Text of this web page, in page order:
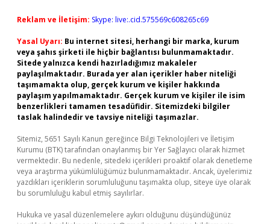
Reklam ve İletişim: Skype: live:.cid.575569c608265c69
Yasal Uyarı: Bu internet sitesi, herhangi bir marka, kurum
veya şahıs şirketi ile hiçbir bağlantısı bulunmamaktadır.
Sitede yalnızca kendi hazırladığımız makaleler
paylaşılmaktadır. Burada yer alan içerikler haber niteliği
taşımamakta olup, gerçek kurum ve kişiler hakkında
paylaşım yapılmamaktadır. Gerçek kurum ve kişiler ile isim
benzerlikleri tamamen tesadüfidir. Sitemizdeki bilgiler
taslak halindedir ve tavsiye niteliği taşımazlar.
Sitemiz, 5651 Sayılı Kanun gereğince Bilgi Teknolojileri ve İletişim
Kurumu (BTK) tarafından onaylanmış bir Yer Sağlayıcı olarak hizmet
vermektedir. Bu nedenle, sitedeki içerikleri proaktif olarak denetleme
veya araştırma yükümlülüğümüz bulunmamaktadır. Ancak, üyelerimiz
yazdıkları içeriklerin sorumluluğunu taşımakta olup, siteye üye olarak
bu sorumluluğu kabul etmiş sayılırlar.
Hukuka ve yasal düzenlemelere aykırı olduğunu düşündüğünüz